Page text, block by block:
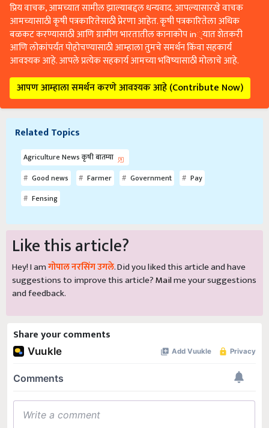
प्रिय वाचक, आमच्यात सामील झाल्याबद्दल धन्यवाद. आपल्यासारखे वाचक
आमच्यासाठी कृषी पत्रकारितेसाठी प्रेरणा आहेत. कृषी पत्रकारितेला अधिक
बळकट करण्यासाठी आणि ग्रामीण भारतातील कानाकोप in्यात शेतकरी
आणि लोकांपर्यंत पोहोचण्यासाठी आम्हाला तुमचे समर्थन किंवा सहकार्य
आवश्यक आहे. आपले प्रत्येक सहकार्य आमच्या भविष्यासाठी मोलाचे आहे.
आपण आम्हाला समर्थन करणे आवश्यक आहे (Contribute Now)
Related Topics
Agriculture News कृषी बातम्या
Good news
Farmer Government
Pay
Fensing
Like this article?
Hey! I amगोपाल नरसिंग उगले. Did you liked this article and have
suggestions to improve this article?Mailme your suggestions
and feedback.
Share your comments